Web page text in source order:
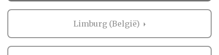
Limburg (België)